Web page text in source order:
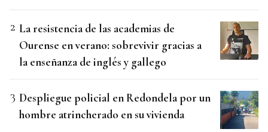
La resistencia de las academias de
Ourense en verano: sobrevivir gracias a
la enseñanza de inglés y gallego
Despliegue policial en Redondela por un
hombre atrincherado en su vivienda